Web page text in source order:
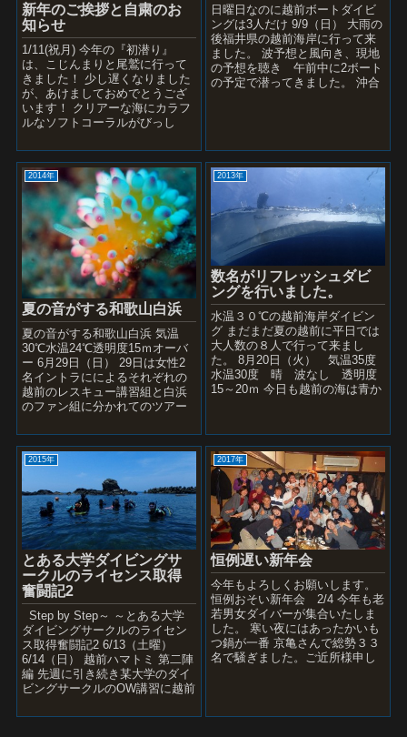
新年のご挨拶と自粛のお
知らせ
1/11(祝月) 今年の『初潜り』
は、こじんまりと尾鷲に行って
きました！ 少し遅くなりました
が、あけましておめでとうござ
います！ クリアーな海にカラフ
ルなソフトコーラルがびっし
日曜日なのに越前ボートダイビ
ングは3人だけ 9/9（日） 大雨の
後福井県の越前海岸に行って来
ました。 波予想と風向き、現地
の予想を聴き 午前中に2ボート
の予定で潜ってきました。 沖合
2014年
夏の音がする和歌山白浜
夏の音がする和歌山白浜 気温
30℃水温24℃透明度15ｍオーバ
ー 6月29日（日） 29日は女性2
名イントラにによるそれぞれの
越前のレスキュー講習組と白浜
のファン組に分かれてのツアー
らが素晴らし...
2013年
数名がリフレッシュダビ
ングを行いました。
水温３０℃の越前海岸ダイビン
グ まだまだ夏の越前に平日では
大人数の８人で行って来まし
た。 8月20日（火） 気温35度
水温30度 晴 波なし 透明度
15～20ｍ 今日も越前の海は青か
2015年
とある大学ダイビングサ
ークルのライセンス取得
奮闘記2
Step by Step～ ～とある大学
ダイビングサークルのライセン
ス取得奮闘記2 6/13（土曜）
6/14（日） 越前ハマトミ 第二陣
編 先週に引き続き某大学のダイ
ビングサークルのOW講習に越前
2017年
恒例遅い新年会
今年もよろしくお願いします。
恒例おそい新年会 2/4 今年も老
若男女ダイバーが集合いたしま
した。 寒い夜にはあったかいも
つ鍋が一番 京亀さんで総勢３３
名で騒ぎました。ご近所様申し